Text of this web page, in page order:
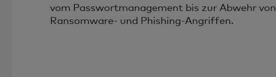
vom Passwortmanagement bis zur Abwehr von
Ransomware- und Phishing-Angriffen.